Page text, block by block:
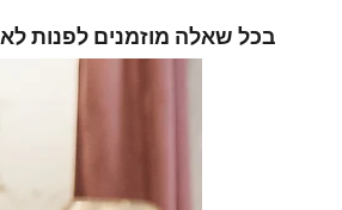
בכל שאלה מוזמנים לפנות